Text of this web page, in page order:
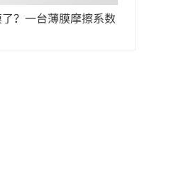
？一台薄膜摩擦系数
原因找出来